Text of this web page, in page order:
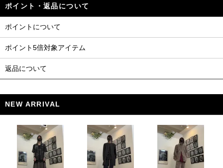
ポイント・返品について
ポイントについて
ポイント5倍対象アイテム
返品について
NEW ARRIVAL